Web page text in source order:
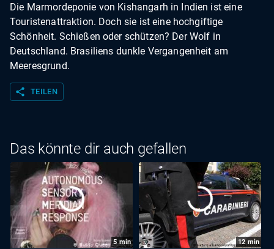
Die Marmordeponie von Kishangarh in Indien ist eine
Touristenattraktion. Doch sie ist eine hochgiftige
Schönheit. Schießen oder schützen? Der Wolf in
Deutschland. Brasiliens dunkle Vergangenheit am
Meeresgrund.
share TEILEN
Das könnte dir auch gefallen
5min 12 min